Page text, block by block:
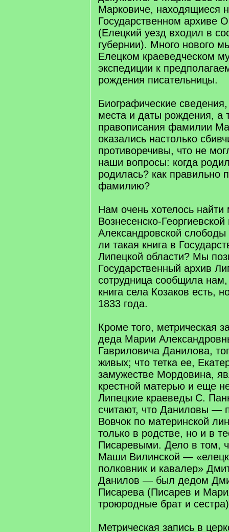
Марковиче, находящиеся
Государственном архиве
(Елецкий уезд входил в
губернии). Много нового
Елецком краеведческом
экспедиции к
рождения писательницы.
Биографические
места и даты рождения, а
правописания фамилии
оказались настолько
противоречивы, что не
наши вопросы: когда
родилась? как правильно
фамилию?
Нам очень хотелось найти
Вознесенско-Георгиевской
Александровской слободы
ли такая книга в
Липецкой области? Мы
Государственный архив
сотрудница сообщила
книга села Козаков есть,
1833 года.
Кроме того, метрическая
деда Марии
Гавриловича Данилова,
живых; что тетка ее,
замужестве Мордовина,
крестной матерью и еще
Липецкие краеведы С.
считают, что Даниловы —
Вовчок по материнской
только в родстве, но и в
Писаревыми. Дело в том,
Маши Вилинской —
полковник и кавалер»
Данилов — был дедом
Писарева (Писарев и
троюродные брат и
Метрическая запись в